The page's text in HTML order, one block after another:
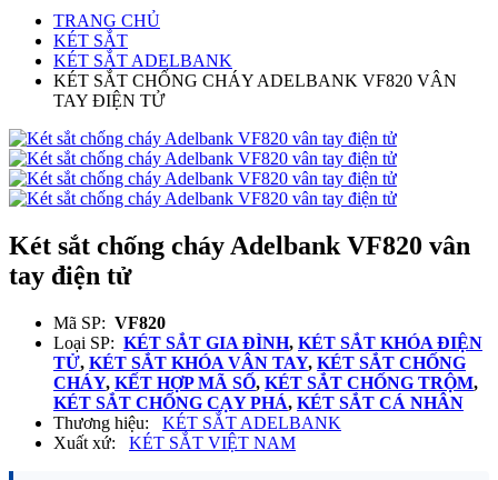
TRANG CHỦ
KÉT SẮT
KÉT SẮT ADELBANK
KÉT SẮT CHỐNG CHÁY ADELBANK VF820 VÂN
TAY ĐIỆN TỬ
Két sắt chống cháy Adelbank VF820 vân
tay điện tử
Mã SP: VF820
Loại SP: KÉT SẮT GIA ĐÌNH, KÉT SẮT KHÓA ĐIỆN
TỬ, KÉT SẮT KHÓA VÂN TAY, KÉT SẮT CHỐNG
CHÁY, KẾT HỢP MÃ SỐ, KÉT SẮT CHỐNG TRỘM,
KÉT SẮT CHỐNG CẠY PHÁ, KÉT SẮT CÁ NHÂN
Thương hiệu: KÉT SẮT ADELBANK
Xuất xứ: KÉT SẮT VIỆT NAM